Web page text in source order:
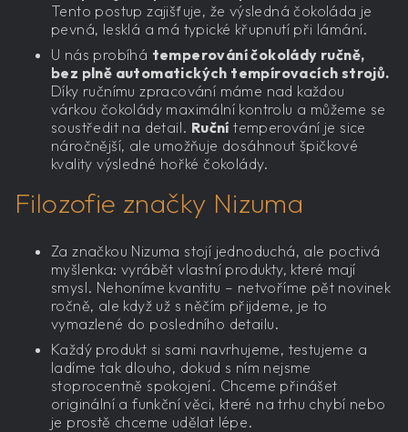
Tento postup zajišťuje, že výsledná čokoláda je
pevná, lesklá a má typické křupnutí při lámání.
U nás probíhá temperování čokolády ručně,
bez plně automatických tempírovacích strojů.
Díky ručnímu zpracování máme nad každou
várkou čokolády maximální kontrolu a můžeme se
soustředit na detail. Ruční temperování je sice
náročnější, ale umožňuje dosáhnout špičkové
kvality výsledné hořké čokolády.
Filozofie značky Nizuma
Za značkou Nizuma stojí jednoduchá, ale poctivá
myšlenka: vyrábět vlastní produkty, které mají
smysl. Nehoníme kvantitu – netvoříme pět novinek
ročně, ale když už s něčím přijdeme, je to
vymazlené do posledního detailu.
Každý produkt si sami navrhujeme, testujeme a
ladíme tak dlouho, dokud s ním nejsme
stoprocentně spokojení. Chceme přinášet
originální a funkční věci, které na trhu chybí nebo
je prostě chceme udělat lépe.